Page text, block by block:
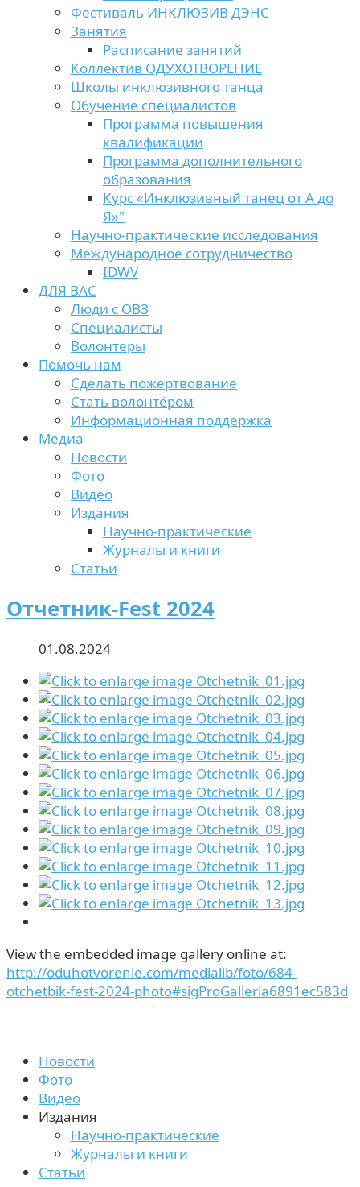
Фестиваль ИНКЛЮЗИВ ДЭНС
Занятия
Расписание занятий
Коллектив ОДУХОТВОРЕНИЕ
Школы инклюзивного танца
Обучение специалистов
Программа повышения
квалификации
Программа дополнительного
образования
Курс «Инклюзивный танец от А до
Я»"
Научно-практические исследования
Международное сотрудничество
IDWV
ДЛЯ ВАС
Люди с ОВЗ
Специалисты
Волонтеры
Помочь нам
Сделать пожертвование
Стать волонтёром
Информационная поддержка
Медиа
Новости
Фото
Видео
Издания
Научно-практические
Журналы и книги
Статьи
Отчетник-Fest 2024
01.08.2024
View the embedded image gallery online at:
http://oduhotvorenie.com/medialib/foto/684-
otchetbik-fest-2024-photo#sigProGalleria6891ec583d
Новости
Фото
Видео
Издания
Научно-практические
Журналы и книги
Статьи